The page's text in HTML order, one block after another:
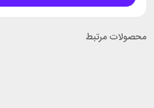
محصولات مرتبط